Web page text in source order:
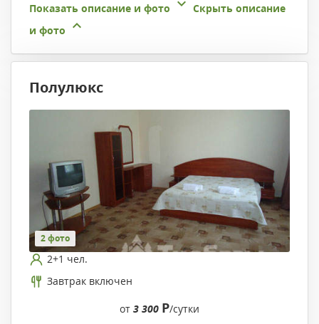
Показать описание и фото
Скрыть описание
и фото
Полулюкс
2 фото
2+1 чел.
Завтрак включен
от 3 300 Р/сутки